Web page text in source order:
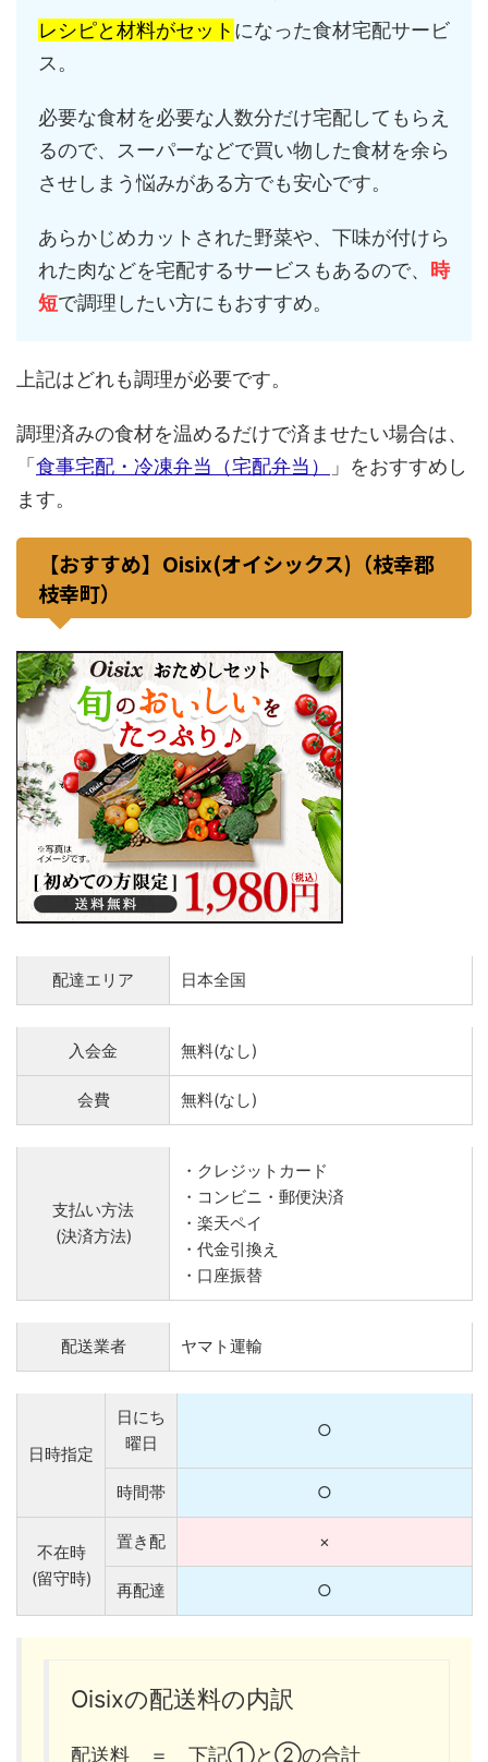
レシピと材料がセット になった食材宅配サービ
ス。
必要な食材を必要な人数分だけ宅配してもらえ
るので、スーパーなどで買い物した食材を余ら
させしまう悩みがある方でも安心です。
あらかじめカットされた野菜や、下味が付けら
れた肉などを宅配するサービスもあるので、
時
短で調理したい方にもおすすめ。
上記はどれも調理が必要です。
調理済みの食材を温めるだけで済ませたい場合は、
「 食事宅配・冷凍弁当（宅配弁当）
」をおすすめし
ます。
【おすすめ】Oisix(オイシックス)（枝幸郡
枝幸町）
配達エリア 日本全国
入会金 無料(なし)
会費 無料(なし)
支払い方法
(決済方法)
・クレジットカード
・コンビニ・郵便決済
・楽天ペイ
・代金引換え
・口座振替
配送業者 ヤマト運輸
日時指定
日にち
曜日
○
時間帯 ○
不在時
(留守時)
置き配 ×
再配達 ○
Oisixの配送料の内訳
配送料 ＝ 下記①と②の合計